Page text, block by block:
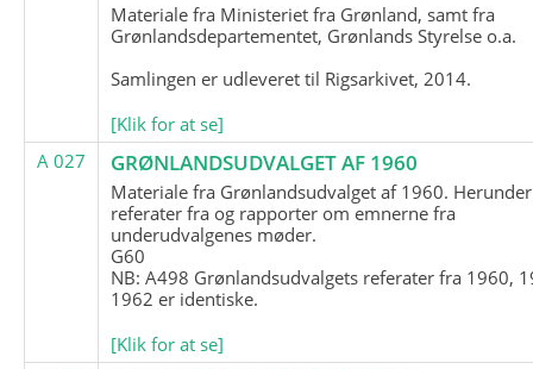
Materiale fra Ministeriet fra Grønland, samt fra
Grønlandsdepartementet, Grønlands Styrelse o.a.
Samlingen er udleveret til Rigsarkivet, 2014.
[Klik for at se]
A 027
GRØNLANDSUDVALGET AF 1960
Materiale fra Grønlandsudvalget af 1960. Herunder
referater fra og rapporter om emnerne fra
underudvalgenes møder.
G60
NB: A498 Grønlandsudvalgets referater fra 1960,
1962 er identiske.
[Klik for at se]